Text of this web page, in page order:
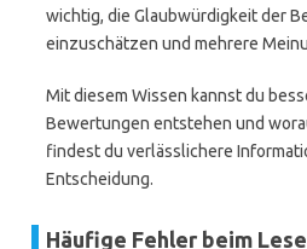
wichtig, die Glaubwürdigkeit der
einzuschätzen und mehrere
Mit diesem Wissen kannst du
Bewertungen entstehen und
findest du verlässlichere
Entscheidung.
Häufige Fehler beim